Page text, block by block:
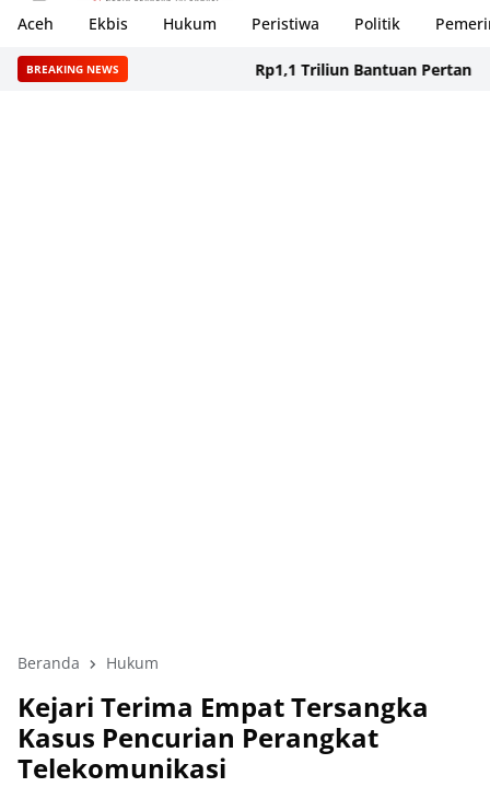
Aceh Ekbis Hukum Peristiwa Politik
BREAKING NEWS Rp1,1 Triliun Bantuan Pertanian
Beranda Hukum
Kejari Terima Empat Tersangka
Kasus Pencurian Perangkat
Telekomunikasi